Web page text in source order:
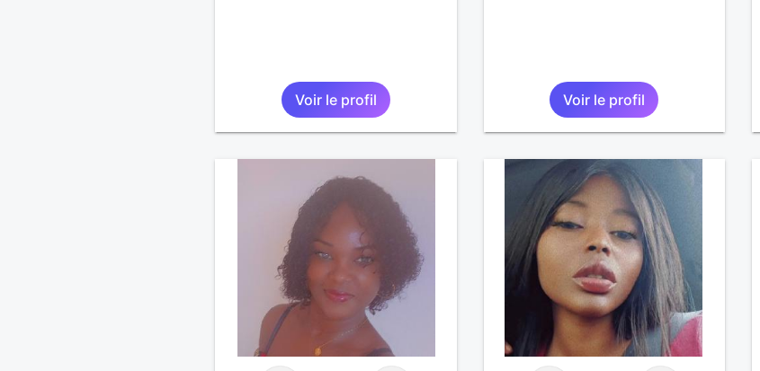
Voir le profil Voir le profil